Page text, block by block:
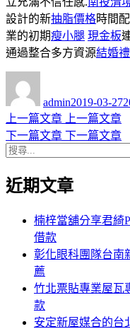
設計的新抽脂價格時間
業的初期瘦小腿 現金板
通過整合多方資源結婚
admin佈
日
期:
2019-03-27
文
章
導
覽
上一篇文章
上
一
章:
上一篇文章
下一篇文章 下
文
下一篇文章
搜
關
近期文章
楠梓當舖分享君綺
借款
彰化眼科團隊台南
薦
竹北票貼專業屋瓦
款
安定新屋媒合的台